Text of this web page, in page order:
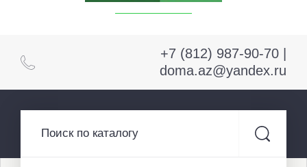
+7 (812) 987-90-70 |
doma.az@yandex.ru